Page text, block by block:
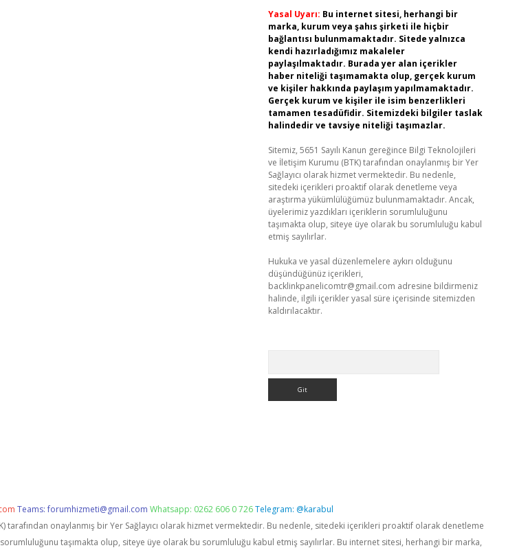
Yasal Uyarı: Bu internet sitesi, herhangi bir
marka, kurum veya şahıs şirketi ile hiçbir
bağlantısı bulunmamaktadır. Sitede yalnızca
kendi hazırladığımız makaleler
paylaşılmaktadır. Burada yer alan içerikler
haber niteliği taşımamakta olup, gerçek kurum
ve kişiler hakkında paylaşım yapılmamaktadır.
Gerçek kurum ve kişiler ile isim benzerlikleri
tamamen tesadüfidir. Sitemizdeki bilgiler taslak
halindedir ve tavsiye niteliği taşımazlar.
Sitemiz, 5651 Sayılı Kanun gereğince Bilgi Teknolojileri
ve İletişim Kurumu (BTK) tarafından onaylanmış bir Yer
Sağlayıcı olarak hizmet vermektedir. Bu nedenle,
sitedeki içerikleri proaktif olarak denetleme veya
araştırma yükümlülüğümüz bulunmamaktadır. Ancak,
üyelerimiz yazdıkları içeriklerin sorumluluğunu
taşımakta olup, siteye üye olarak bu sorumluluğu kabul
etmiş sayılırlar.
Hukuka ve yasal düzenlemelere aykırı olduğunu
düşündüğünüz içerikleri,
backlinkpanelicomtr@gmail.com adresine bildirmeniz
halinde, ilgili içerikler yasal süre içerisinde sitemizden
kaldırılacaktır.
Teams:forumhizmeti@gmail.com Whatsapp: 0262 606 0 726Telegram: @karabul
tarafından onaylanmış bir Yer Sağlayıcı olarak hizmet vermektedir. Bu nedenle, sitedeki içerikleri proaktif olarak denetleme
taşımakta olup, siteye üye olarak bu sorumluluğu kabul etmiş sayılırlar. Bu internet sitesi, herhangi bir marka,